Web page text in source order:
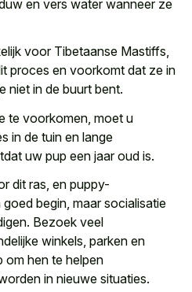
en vers water wanneer ze
voor Tibetaanse Mastiffs,
proces en voorkomt dat ze in
niet in de buurt bent.
te voorkomen, moet u
in de tuin en lange
uw pup een jaar oud is.
dit ras, en puppy-
begin, maar socialisatie
Bezoek veel
winkels, parken en
om hen te helpen
in nieuwe situaties.